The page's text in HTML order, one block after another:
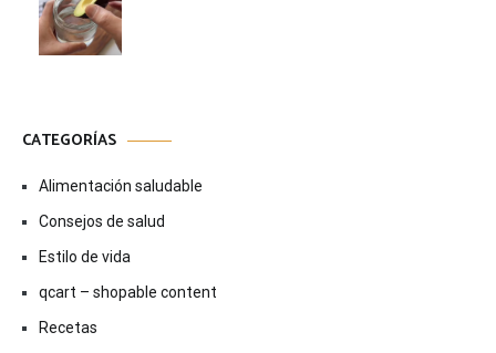
CATEGORÍAS
Alimentación saludable
Consejos de salud
Estilo de vida
qcart – shopable content
Recetas